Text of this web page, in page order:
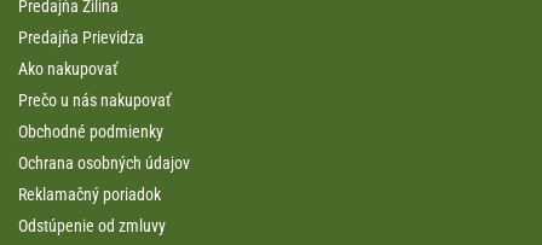
Predajňa Žilina
Predajňa Prievidza
Ako nakupovať
Prečo u nás nakupovať
Obchodné podmienky
Ochrana osobných údajov
Reklamačný poriadok
Odstúpenie od zmluvy